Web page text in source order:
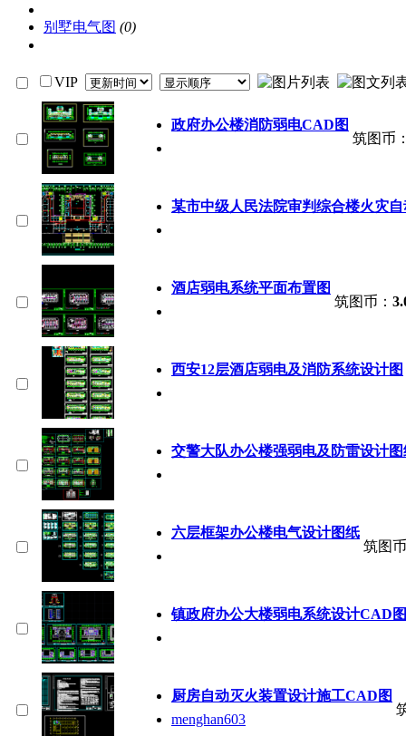
别墅电气图 (0)
VIP
政府办公楼消防弱电CAD图
筑图币
某市中级人民法院审判综合楼火灾
酒店弱电系统平面布置图
筑图币：
西安12层酒店弱电及消防系统设计图
交警大队办公楼强弱电及防雷设计图
六层框架办公楼电气设计图纸
筑图
镇政府办公大楼弱电系统设计CAD图
厨房自动灭火装置设计施工CAD图
menghan603